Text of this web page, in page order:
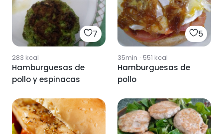
7
283 kcal
Hamburguesas de
pollo y espinacas
5
35min · 551 kcal
Hamburguesas de
pollo